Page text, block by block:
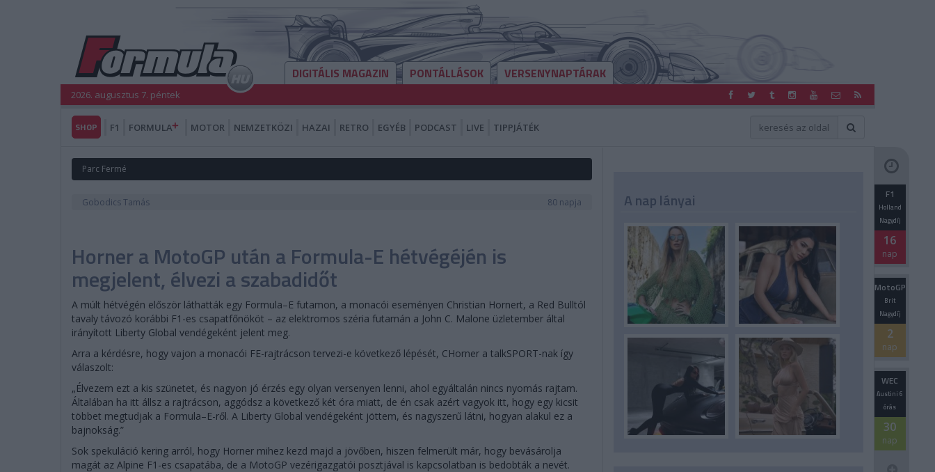
DIGITÁLIS MAGAZIN PONTÁLLÁSOK VERSENYNAPTÁRAK
2026. augusztus 7. péntek
SHOP F1 FORMULA MOTOR NEMZETKÖZI HAZAI RETRO EGYÉB PODCAST LIVE TIPPJÁTÉK
Parc Fermé
Gobodics Tamás 80 napja
Horner a MotoGP után a Formula-E hétvégéjén is
megjelent, élvezi a szabadidőt
A múlt hétvégén először láthatták egy Formula–E futamon, a monacói eseményen Christian Hornert, a Red Bulltól
tavaly távozó korábbi F1-es csapatfőnököt – az elektromos széria futamán a John C. Malone üzletember által
irányított Liberty Global vendégeként jelent meg.
Arra a kérdésre, hogy vajon a monacói FE-rajtrácson tervezi-e következő lépését, CHorner a talkSPORT-nak így
válaszolt:
„Élvezem ezt a kis szünetet, és nagyon jó érzés egy olyan versenyen lenni, ahol egyáltalán nincs nyomás rajtam.
Általában ha itt állsz a rajtrácson, aggódsz a következő két óra miatt, de én csak azért vagyok itt, hogy egy kicsit
többet megtudjak a Formula–E-ről. A Liberty Global vendégeként jöttem, és nagyszerű látni, hogyan alakul ez a
bajnokság.”
Sok spekuláció kering arról, hogy Horner mihez kezd majd a jövőben, hiszen felmerült már, hogy bevásárolja
magát az Alpine F1-es csapatába, de a MotoGP vezérigazgatói posztjával is kapcsolatban is bedobták a nevét.
A nap lányai F1
Holland
Nagydíj
16
nap
MotoGP
Brit
Nagydíj
2
nap
WEC
Austini 6
órás
30
nap